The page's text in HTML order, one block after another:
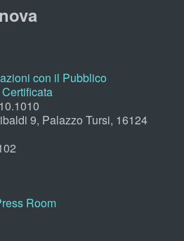
con il Pubblico
9, Palazzo Tursi, 16124
Room